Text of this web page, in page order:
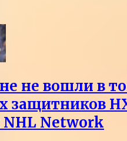
не вошли в
защитников
NHL Network